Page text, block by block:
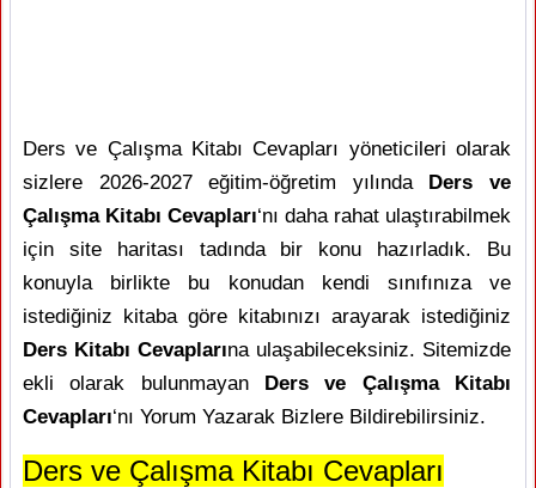
Ders ve Çalışma Kitabı Cevapları yöneticileri olarak
sizlere 2026-2027 eğitim-öğretim yılında Ders ve
Çalışma Kitabı Cevapları‘nı daha rahat ulaştırabilmek
için site haritası tadında bir konu hazırladık. Bu
konuyla birlikte bu konudan kendi sınıfınıza ve
istediğiniz kitaba göre kitabınızı arayarak istediğiniz
Ders Kitabı Cevaplarına ulaşabileceksiniz. Sitemizde
ekli olarak bulunmayan Ders ve Çalışma Kitabı
Cevapları‘nı Yorum Yazarak Bizlere Bildirebilirsiniz.
Ders ve Çalışma Kitabı Cevapları